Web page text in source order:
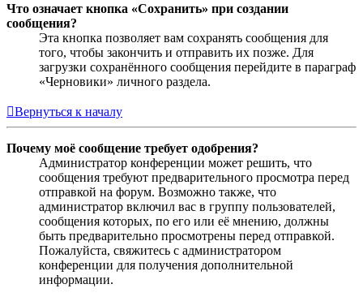
Что означает кнопка «Сохранить» при создании
сообщения?
Эта кнопка позволяет вам сохранять сообщения для
того, чтобы закончить и отправить их позже. Для
загрузки сохранённого сообщения перейдите в параграф
«Черновики» личного раздела.
Вернуться к началу
Почему моё сообщение требует одобрения?
Администратор конференции может решить, что
сообщения требуют предварительного просмотра перед
отправкой на форум. Возможно также, что
администратор включил вас в группу пользователей,
сообщения которых, по его или её мнению, должны
быть предварительно просмотрены перед отправкой.
Пожалуйста, свяжитесь с администратором
конференции для получения дополнительной
информации.